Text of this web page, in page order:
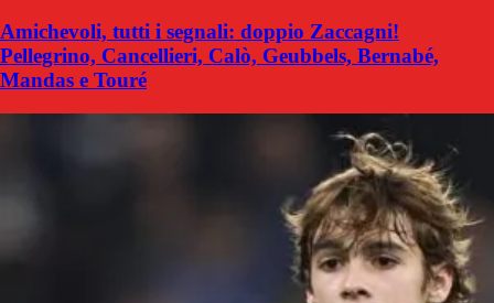
Amichevoli, tutti i segnali: doppio Zaccagni!
Pellegrino, Cancellieri, Calò, Geubbels, Bernabé,
Mandas e Touré